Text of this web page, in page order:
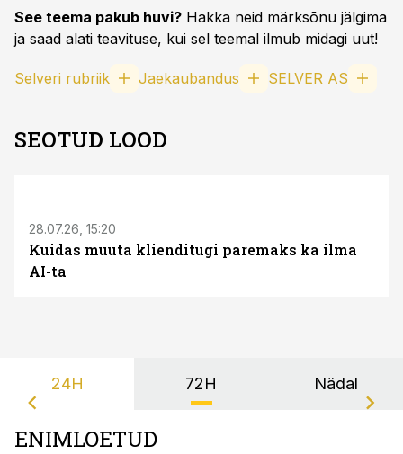
See teema pakub huvi? Hakka neid märksõnu jälgima
ja saad alati teavituse, kui sel teemal ilmub midagi uut!
Selveri rubriik Jaekaubandus SELVER AS
SEOTUD LOOD
28.07.26, 15:20
Kuidas muuta klienditugi paremaks ka ilma
AI-ta
24H 72H Nädal
ENIMLOETUD